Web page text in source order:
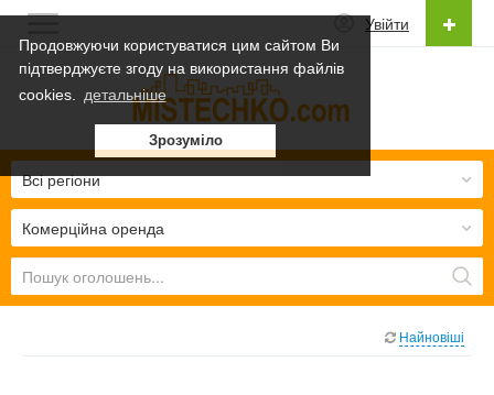
Продовжуючи користуватися цим сайтом Ви
підтверджуєте згоду на використання файлів
cookies.
детальніше
Зрозуміло
Увійти
Українська
Українська
Русский
Комерційна оренда
Всі регіони
Найновіші